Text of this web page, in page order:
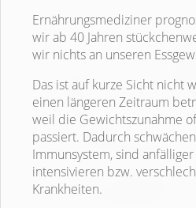
Ernährungsmediziner
wir ab 40 Jahren
wir nichts an unseren
Das ist auf kurze Sicht nicht
einen längeren Zeitraum
weil die Gewichtszunahme
passiert. Dadurch
Immunsystem, sind
intensivieren bzw.
Krankheiten.